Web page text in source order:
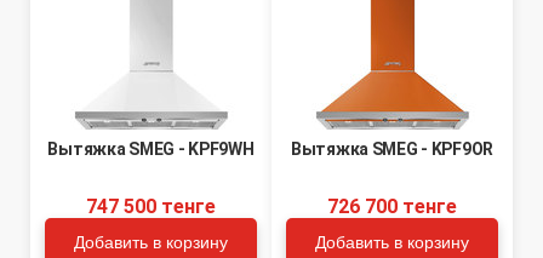
Вытяжка SMEG - KPF9WH
747 500 тенге
Добавить в корзину
Вытяжка SMEG - KPF9OR
726 700 тенге
Добавить в корзину